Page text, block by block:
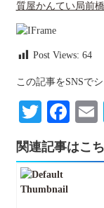
質屋かんてい局前
Post Views: 64
この記事をSNSでシ
Twitter
関連記事はこ